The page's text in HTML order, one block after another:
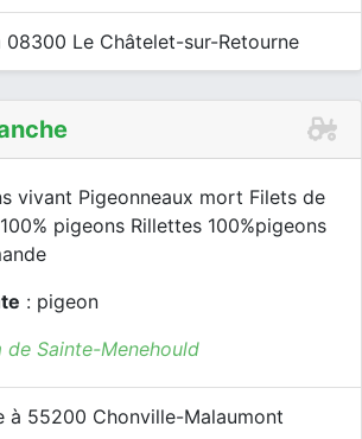
08300 Le Châtelet-sur-Retourne
vivant Pigeonneaux mort Filets de
pigeons Rillettes 100%pigeons
: pigeon
Sainte-Menehould
à 55200 Chonville-Malaumont